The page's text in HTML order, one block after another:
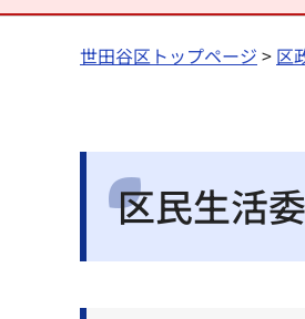
世田谷区トップページ > 区
区民生活